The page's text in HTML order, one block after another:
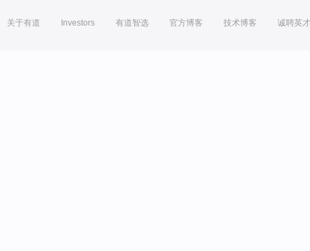
关于有道 Investors 有道智选 官方博客 技术博客 诚聘英才